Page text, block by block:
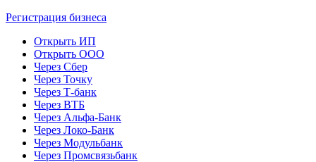
Регистрация бизнеса
Открыть ИП
Открыть ООО
Через Сбер
Через Точку
Через Т-банк
Через ВТБ
Через Альфа-Банк
Через Локо-Банк
Через Модульбанк
Через Промсвязьбанк